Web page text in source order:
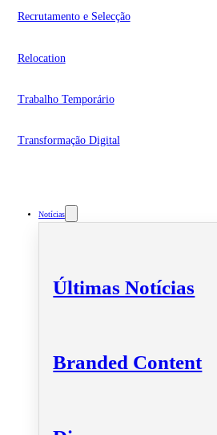
Recrutamento e Selecção
Relocation
Trabalho Temporário
Transformação Digital
Notícias
Últimas Notícias
Branded Content